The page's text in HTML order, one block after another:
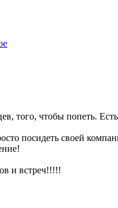
того, чтобы попеть.
посидеть своей
и встреч!!!!!